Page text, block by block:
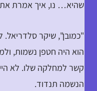
שהיא… נו, איך אמרת את
"כמובן", שיקר
הוא היה חטפן נשמות,
קשר למחלקה שלו. לא
הנשמה תנדוד.